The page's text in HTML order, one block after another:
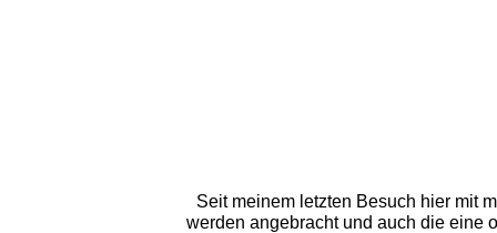
Seit meinem letzten Besuch hier mit
werden angebracht und auch die eine